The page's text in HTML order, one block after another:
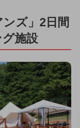
ズ」2日間
施設